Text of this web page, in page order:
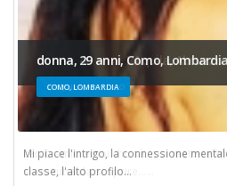
donna, 29 anni, Como, Lombardia
COMO, LOMBARDIA
Mi piace l'intrigo, la connessione
classe, l'alto profilo...
donna, 40 anni, L’Aquila, Abruzzo
L'AQUILA, ABRUZZO
cerco amici e poi chissà..mai mettere
sono tutta da scoprire......